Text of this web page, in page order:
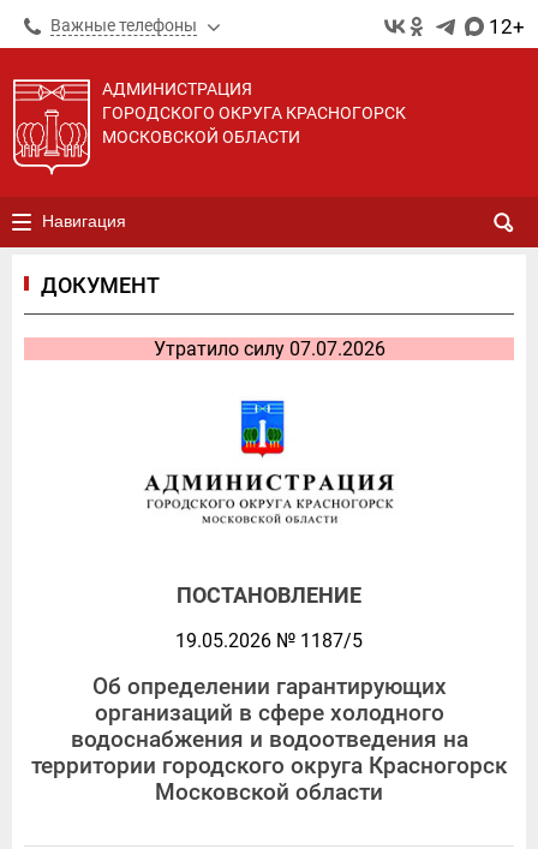
Важные телефоны 12+
АДМИНИСТРАЦИЯ
ГОРОДСКОГО ОКРУГА КРАСНОГОРСК
МОСКОВСКОЙ ОБЛАСТИ
Навигация
ДОКУМЕНТ
Утратило силу 07.07.2026
ПОСТАНОВЛЕНИЕ
19.05.2026 № 1187/5
Об определении гарантирующих
организаций в сфере холодного
водоснабжения и водоотведения на
территории городского округа Красногорск
Московской области